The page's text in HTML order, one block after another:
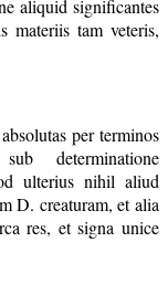
aliquid significantes
materiis tam veteris,
per terminos
determinatione
ulterius nihil aliud
D. creaturam, et alia
res, et signa unice